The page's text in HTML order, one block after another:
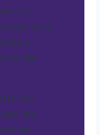
y
para
y
de
las
No
en